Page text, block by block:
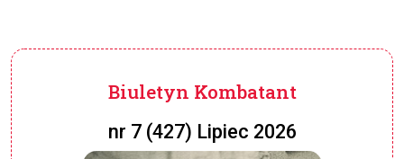
Biuletyn Kombatant
nr 7 (427) Lipiec 2026